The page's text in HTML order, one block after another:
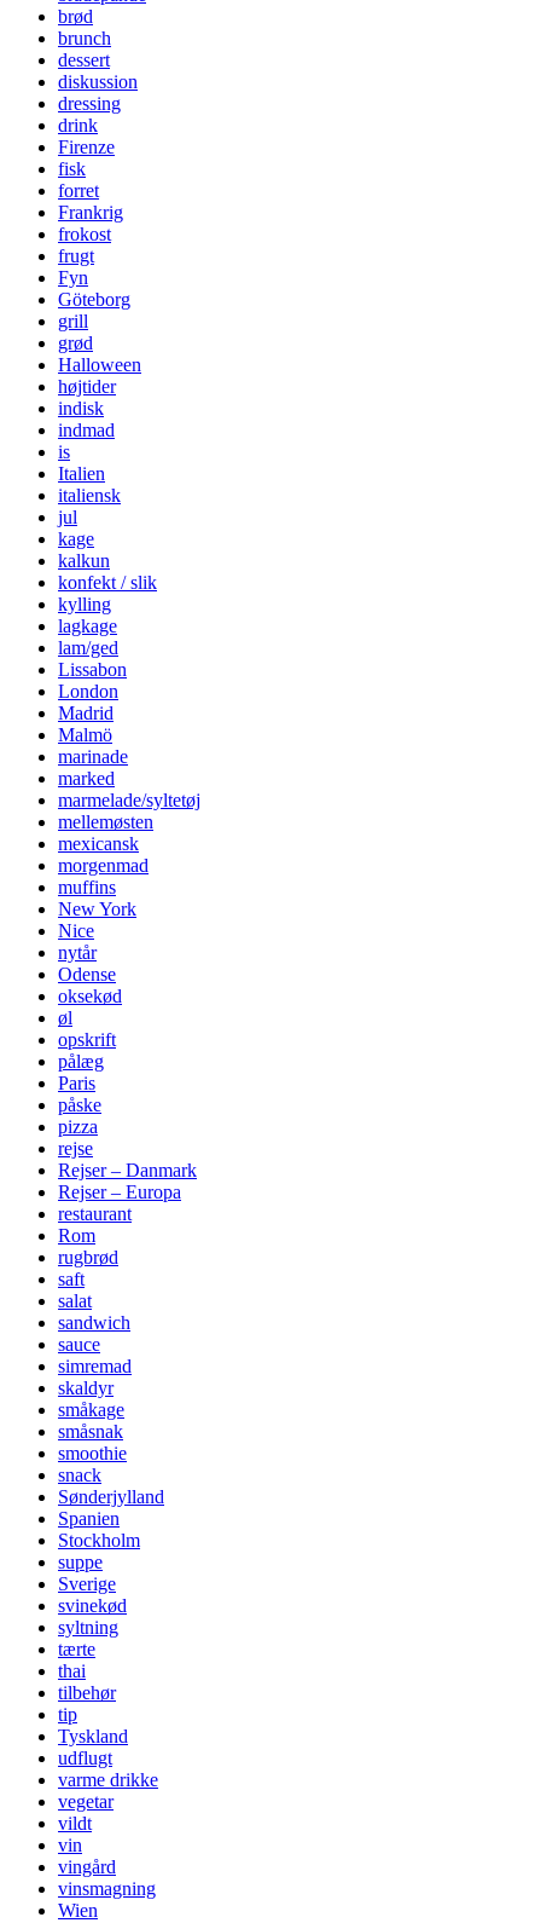
brød
brunch
dessert
diskussion
dressing
drink
Firenze
fisk
forret
Frankrig
frokost
frugt
Fyn
Göteborg
grill
grød
Halloween
højtider
indisk
indmad
is
Italien
italiensk
jul
kage
kalkun
konfekt / slik
kylling
lagkage
lam/ged
Lissabon
London
Madrid
Malmö
marinade
marked
marmelade/syltetøj
mellemøsten
mexicansk
morgenmad
muffins
New York
Nice
nytår
Odense
oksekød
øl
opskrift
pålæg
Paris
påske
pizza
rejse
Rejser – Danmark
Rejser – Europa
restaurant
Rom
rugbrød
saft
salat
sandwich
sauce
simremad
skaldyr
småkage
småsnak
smoothie
snack
Sønderjylland
Spanien
Stockholm
suppe
Sverige
svinekød
syltning
tærte
thai
tilbehør
tip
Tyskland
udflugt
varme drikke
vegetar
vildt
vin
vingård
vinsmagning
Wien